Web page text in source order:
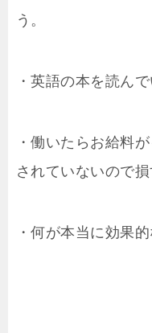
う。
・英語の本を読ん
・働いたらお給料
されていないので損
・何が本当に効果